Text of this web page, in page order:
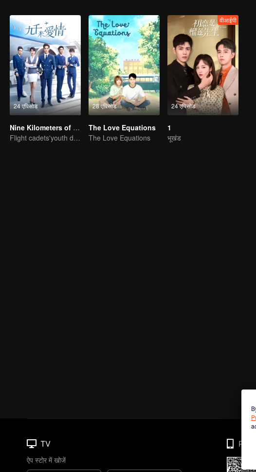
24 एपिसोड
Nine Kilometers of Love
Flight cadets'youth dream-driven journey
28 एपिसोड
The Love Equations
The Love Equations
24 एपिसोड
वीआईपी
1
भूखंड
TV
ऐप स्टोर में खोजें